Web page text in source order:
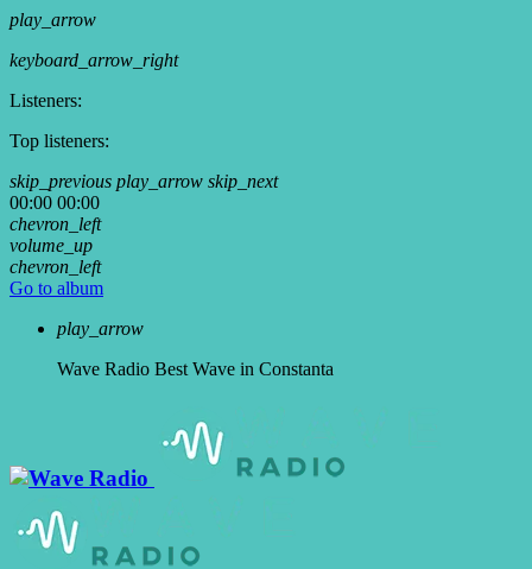
play_arrow
keyboard_arrow_right
Listeners:
Top listeners:
skip_previous play_arrow skip_next
00:00 00:00
chevron_left
volume_up
chevron_left
Go to album
play_arrow
Wave Radio Best Wave in Constanta